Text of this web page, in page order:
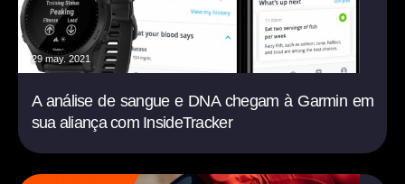
29 may. 2021
A análise de sangue e DNA chegam à Garmin em
sua aliança com InsideTracker